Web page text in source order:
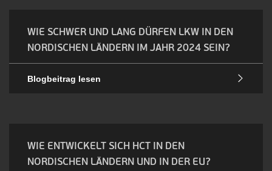
WIE SCHWER UND LANG DÜRFEN LKW IN DEN
NORDISCHEN LÄNDERN IM JAHR 2024 SEIN?
Blogbeitrag lesen
WIE ENTWICKELT SICH HCT IN DEN
NORDISCHEN LÄNDERN UND IN DER EU?